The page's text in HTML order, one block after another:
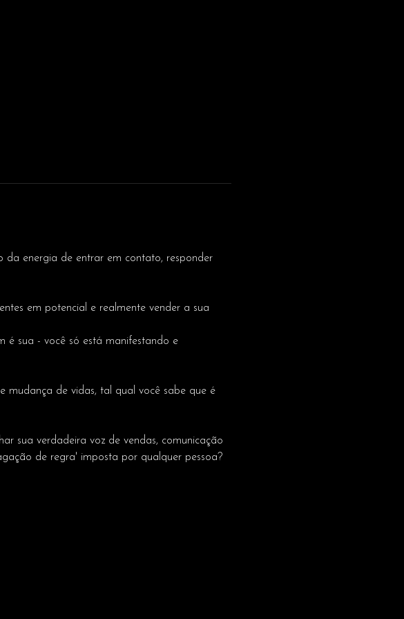
da energia de entrar em contato, responder
em potencial e realmente vender a sua
é sua - você só está manifestando e
mudança de vidas, tal qual você sabe que é
sua verdadeira voz de vendas, comunicação
de regra' imposta por qualquer pessoa?